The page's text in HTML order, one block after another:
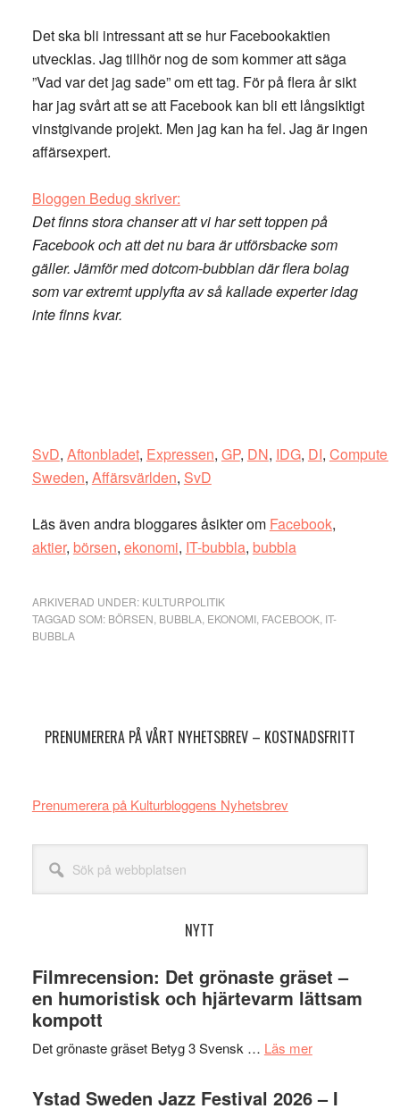
Det ska bli intressant att se hur Facebookaktien
utvecklas. Jag tillhör nog de som kommer att säga
”Vad var det jag sade” om ett tag. För på flera år sikt
har jag svårt att se att Facebook kan bli ett långsiktigt
vinstgivande projekt. Men jag kan ha fel. Jag är ingen
affärsexpert.
Bloggen Bedug skriver:
Det finns stora chanser att vi har sett toppen på
Facebook och att det nu bara är utförsbacke som
gäller. Jämför med dotcom-bubblan där flera bolag
som var extremt upplyfta av så kallade experter idag
inte finns kvar.
SvD, Aftonbladet, Expressen, GP, DN, IDG, DI, Computer
Sweden, Affärsvärlden, SvD
Läs även andra bloggares åsikter om Facebook,
aktier, börsen, ekonomi, IT-bubbla, bubbla
ARKIVERAD UNDER: KULTURPOLITIK
TAGGAD SOM: BÖRSEN BUBBLA, EKONOMI, FACEBOOK, IT-
BUBBLA
PRENUMERERA PÅ VÅRT NYHETSBREV – KOSTNADSFRITT
Prenumerera på Kulturbloggens Nyhetsbrev
webbplatsen
NYTT
Filmrecension: Det grönaste gräset –
en humoristisk och hjärtevarm lättsam
kompott
Det grönaste gräset Betyg 3 Svensk … Läs merom
Det
Ystad Sweden Jazz Festival 2026 – I